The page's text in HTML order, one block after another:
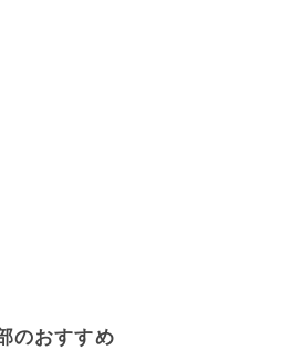
のおすすめ